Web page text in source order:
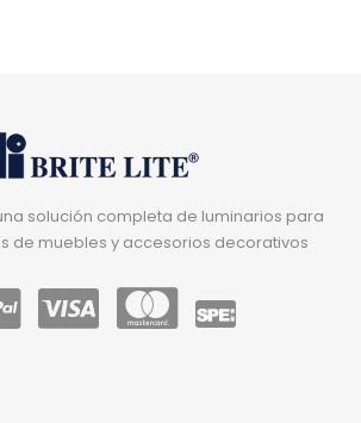
una solución completa de luminarios para
de muebles y accesorios decorativos